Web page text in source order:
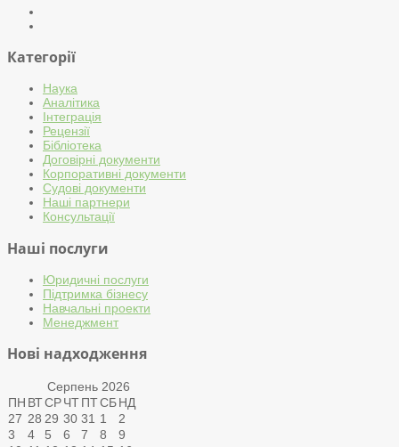
Категорії
Наука
Аналітика
Інтеграція
Рецензії
Бібліотека
Договірні документи
Корпоративні документи
Судові документи
Наші партнери
Консультації
Наші послуги
Юридичні послуги
Підтримка бізнесу
Навчальні проекти
Менеджмент
Нові надходження
Серпень 2026
ПН ВТСРЧТПТСБНД
27 28 29 30 31 1
2
3
4 5 6 7 8
9